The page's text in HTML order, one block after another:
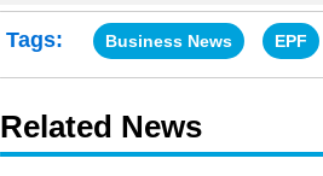
Tags: Business News EPF
Related News